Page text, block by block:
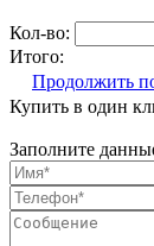
Кол-во:
Итого:
Продолжить
Купить в один
Заполните